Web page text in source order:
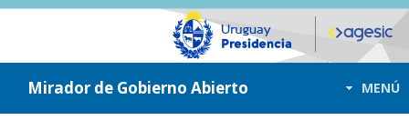
ir a contenido
ir al menú
Mirador de Gobierno Abierto MENÚ